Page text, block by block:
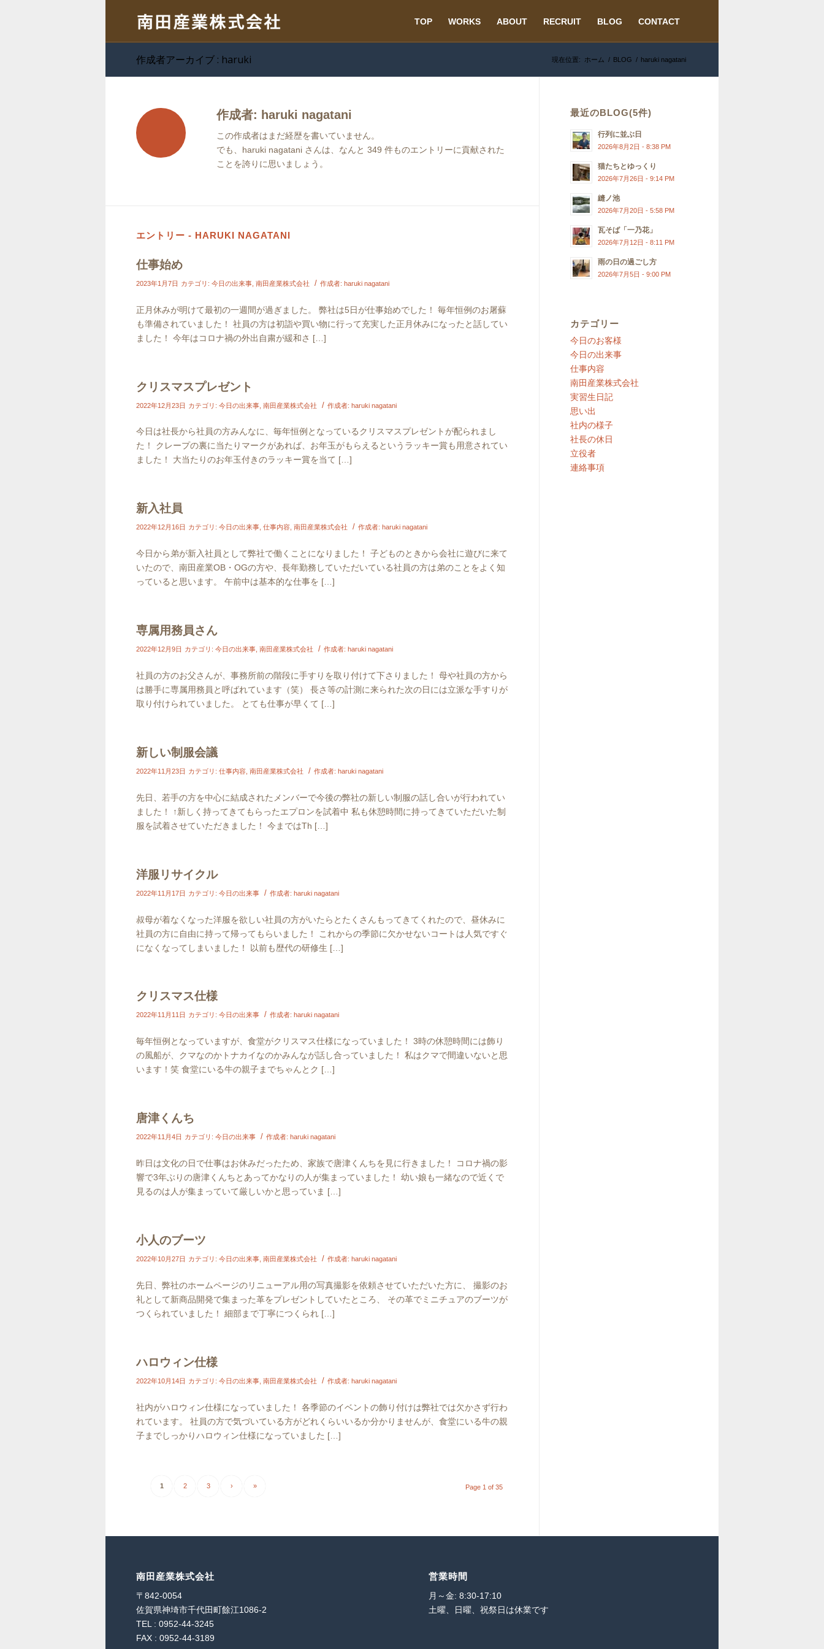
TOP WORKS ABOUT RECRUIT BLOG CONTACT
作成者アーカイブ : haruki 現在位置: ホーム / BLOG / haruki nagatani
作成者: haruki nagatani
この作成者はまだ経歴を書いていません。
でも、 haruki nagatani さんは、なんと 349 件ものエントリーに貢献された
ことを誇りに思いましょう。
エントリー - HARUKI NAGATANI
仕事始め
2023年1月7日 カテゴリ: 今日の出来事 南田産業株式会社 / 作成者: haruki nagatani
正月休みが明けて最初の一週間が過ぎました。 弊社は5日が仕事始めでした！ 毎年恒例のお屠蘇
も準備されていました！ 社員の方は初詣や買い物に行って充実した正月休みになったと話してい
ました！ 今年はコロナ禍の外出自粛が緩和さ […]
クリスマスプレゼント
2022年12月23日 カテゴリ: 今日の出来事 南田産業株式会社 / 作成者: haruki nagatani
今日は社長から社員の方みんなに、毎年恒例となっているクリスマスプレゼントが配られまし
た！ クレープの裏に当たりマークがあれば、お年玉がもらえるというラッキー賞も用意されてい
ました！ 大当たりのお年玉付きのラッキー賞を当て […]
新入社員
2022年12月16日 カテゴリ: 今日の出来事 仕事内容 南田産業株式会社 / 作成者: haruki nagatani
今日から弟が新入社員として弊社で働くことになりました！ 子どものときから会社に遊びに来て
いたので、南田産業OB・OGの方や、長年勤務していただいている社員の方は弟のことをよく知
っていると思います。 午前中は基本的な仕事を […]
専属用務員さん
2022年12月9日 カテゴリ: 今日の出来事 南田産業株式会社 / 作成者: haruki nagatani
社員の方のお父さんが、事務所前の階段に手すりを取り付けて下さりました！ 母や社員の方から
は勝手に専属用務員と呼ばれています（笑） 長さ等の計測に来られた次の日には立派な手すりが
取り付けられていました。 とても仕事が早くて […]
新しい制服会議
2022年11月23日 カテゴリ: 仕事内容 南田産業株式会社 / 作成者: haruki nagatani
先日、若手の方を中心に結成されたメンバーで今後の弊社の新しい制服の話し合いが行われてい
ました！ ↑新しく持ってきてもらったエプロンを試着中 私も休憩時間に持ってきていただいた制
服を試着させていただきました！ 今まではTh […]
洋服リサイクル
2022年11月17日 カテゴリ: 今日の出来事 / 作成者: haruki nagatani
叔母が着なくなった洋服を欲しい社員の方がいたらとたくさんもってきてくれたので、昼休みに
社員の方に自由に持って帰ってもらいました！ これからの季節に欠かせないコートは人気ですぐ
になくなってしまいました！ 以前も歴代の研修生 […]
クリスマス仕様
2022年11月11日 カテゴリ: 今日の出来事 / 作成者: haruki nagatani
毎年恒例となっていますが、食堂がクリスマス仕様になっていました！ 3時の休憩時間には飾り
の風船が、クマなのかトナカイなのかみんなが話し合っていました！ 私はクマで間違いないと思
います！笑 食堂にいる牛の親子までちゃんとク […]
唐津くんち
2022年11月4日 カテゴリ: 今日の出来事 / 作成者: haruki nagatani
昨日は文化の日で仕事はお休みだったため、家族で唐津くんちを見に行きました！ コロナ禍の影
響で3年ぶりの唐津くんちとあってかなりの人が集まっていました！ 幼い娘も一緒なので近くで
見るのは人が集まっていて厳しいかと思っていま […]
小人のブーツ
2022年10月27日 カテゴリ: 今日の出来事 南田産業株式会社 / 作成者: haruki nagatani
先日、弊社のホームページのリニューアル用の写真撮影を依頼させていただいた方に、 撮影のお
礼として新商品開発で集まった革をプレゼントしていたところ、 その革でミニチュアのブーツが
つくられていました！ 細部まで丁寧につくられ […]
ハロウィン仕様
2022年10月14日 カテゴリ: 今日の出来事 南田産業株式会社 / 作成者: haruki nagatani
社内がハロウィン仕様になっていました！ 各季節のイベントの飾り付けは弊社では欠かさず行わ
れています。 社員の方で気づいている方がどれくらいいるか分かりませんが、食堂にいる牛の親
子までしっかりハロウィン仕様になっていました […]
Page 1 of 35
1 2 3 › »
最近のBLOG(5件)
行列に並ぶ日
2026年8月2日 - 8:38 PM
猫たちとゆっくり
2026年7月26日 - 9:14 PM
縫ノ池
2026年7月20日 - 5:58 PM
瓦そば「一乃花」
2026年7月12日 - 8:11 PM
雨の日の過ごし方
2026年7月5日 - 9:00 PM
カテゴリー
今日のお客様
今日の出来事
仕事内容
南田産業株式会社
実習生日記
思い出
社内の様子
社長の休日
立役者
連絡事項
南田産業株式会社
〒842-0054
佐賀県神埼市千代田町餘江1086-2
TEL : 0952-44-3245
FAX : 0952-44-3189
営業時間
月～金: 8:30-17:10
土曜、日曜、祝祭日は休業です